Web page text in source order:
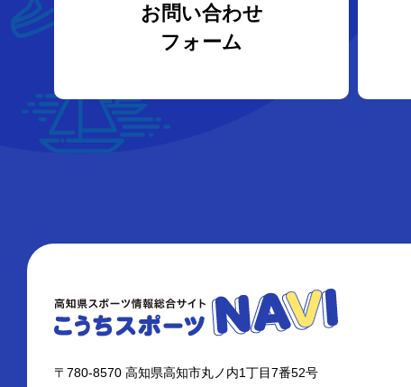
お問い合わせ
フォーム
〒780-8570 高知県高知市丸ノ内1丁目7番52号